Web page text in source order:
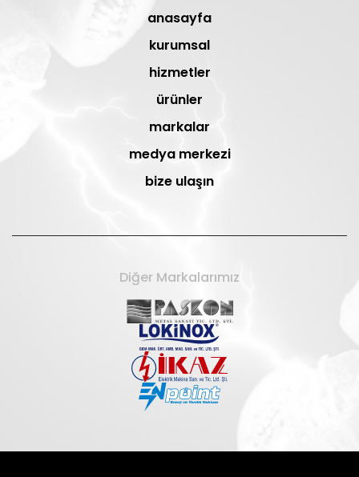
anasayfa
kurumsal
hizmetler
ürünler
markalar
medya merkezi
bize ulaşın
Diğer Markalarımız